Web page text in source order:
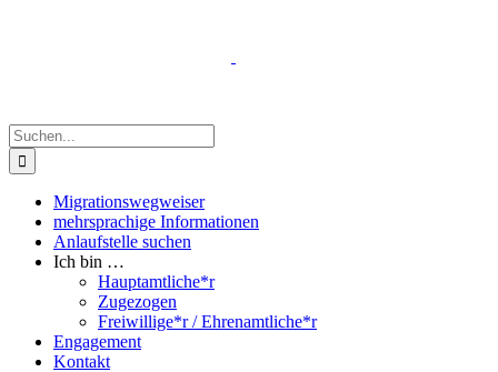
Suche
nach:
Migrationswegweiser
mehrsprachige Informationen
Anlaufstelle suchen
Ich bin …
Hauptamtliche*r
Zugezogen
Freiwillige*r / Ehrenamtliche*r
Engagement
Kontakt